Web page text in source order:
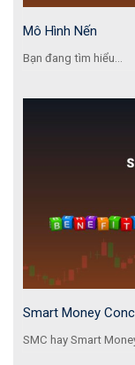
Mô Hình Nến
Bạn đang tìm hiểu...
Smart Money
SMC hay Smart